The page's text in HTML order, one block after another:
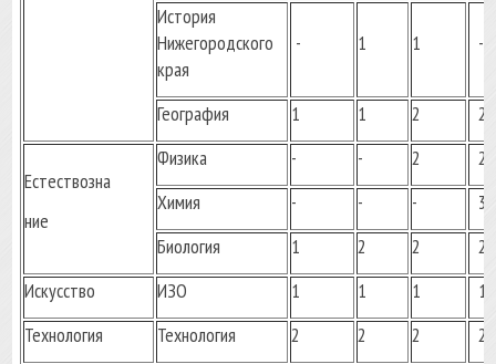
История
Нижегородского
края
- 1 1 -
География 1 1 2 2
Естествозна
ние
Физика - - 2
2
Химия
- - -
3
Биология
1 2 2
2
Искусство
ИЗО 1 1 1
1
Технология
Технология 2 2 2
2